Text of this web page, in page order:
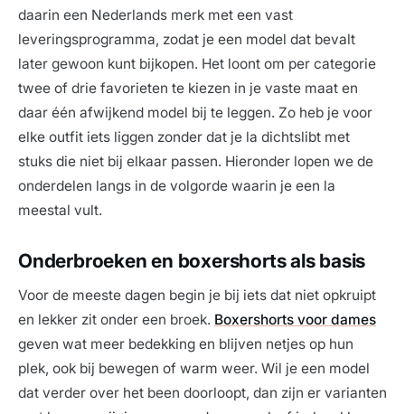
daarin een Nederlands merk met een vast
leveringsprogramma, zodat je een model dat bevalt
later gewoon kunt bijkopen. Het loont om per categorie
twee of drie favorieten te kiezen in je vaste maat en
daar één afwijkend model bij te leggen. Zo heb je voor
elke outfit iets liggen zonder dat je la dichtslibt met
stuks die niet bij elkaar passen. Hieronder lopen we de
onderdelen langs in de volgorde waarin je een la
meestal vult.
Onderbroeken en boxershorts als basis
Voor de meeste dagen begin je bij iets dat niet opkruipt
en lekker zit onder een broek. Boxershorts voor dames
geven wat meer bedekking en blijven netjes op hun
plek, ook bij bewegen of warm weer. Wil je een model
dat verder over het been doorloopt, dan zijn er varianten